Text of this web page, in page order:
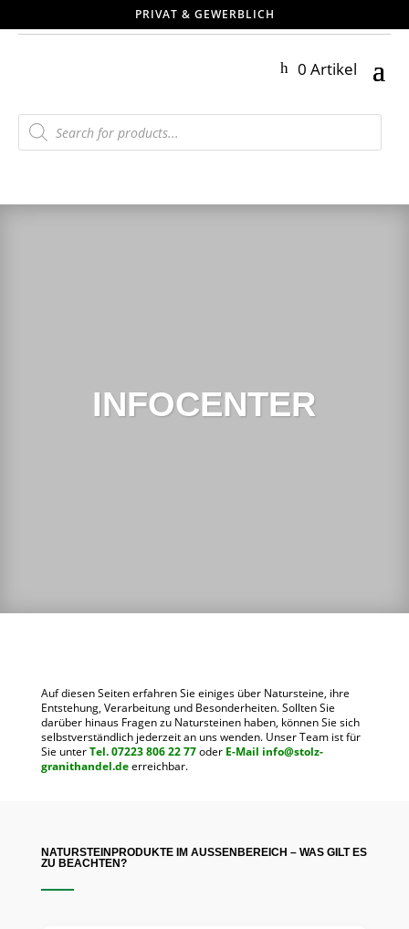
PRIVAT & GEWERBLICH
0 Artikel
Products
search
INFOCENTER
Auf diesen Seiten erfahren Sie einiges über Natursteine, ihre
Entstehung, Verarbeitung und Besonderheiten. Sollten Sie
darüber hinaus Fragen zu Natursteinen haben, können Sie sich
selbstverständlich jederzeit an uns wenden. Unser Team ist für
Sie unterTel. 07223 806 22 77oder E-Mail info@stolz-
granithandel.deerreichbar.
NATURSTEINPRODUKTE IM AUSSENBEREICH – WAS GILT ES Z
U BEACHTEN?